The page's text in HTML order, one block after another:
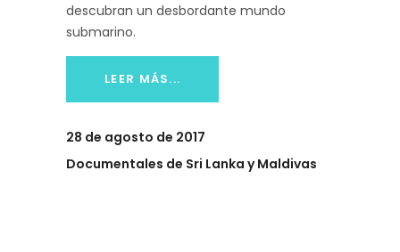
descubran un desbordante mundo
submarino.
LEER MÁS...
28 de agosto de 2017
Documentales de Sri Lanka y Maldivas